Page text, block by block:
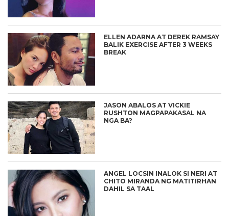
ELLEN ADARNA AT DEREK RAMSAY
BALIK EXERCISE AFTER 3 WEEKS
BREAK
JASON ABALOS AT VICKIE
RUSHTON MAGPAPAKASAL NA
NGA BA?
ANGEL LOCSIN INALOK SI NERI AT
CHITO MIRANDA NG MATITIRHAN
DAHIL SA TAAL